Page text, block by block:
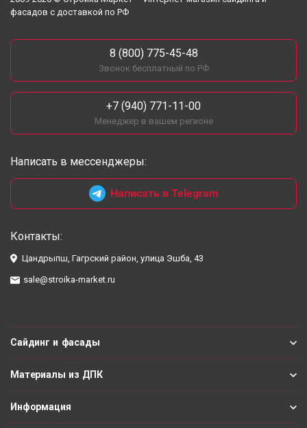
фасадов с доставкой по РФ
8 (800) 775-45-48
Звонок бесплатный по РФ
+7 (940) 771-11-00
Менеджер в вашем регионе
Написать в мессенджеры:
Написать в Telegram
Контакты:
Цандрыпш, Гагрский район, улица Эшба, 43
sale@stroika-market.ru
Сайдинг и фасады
Материалы из ДПК
Информация